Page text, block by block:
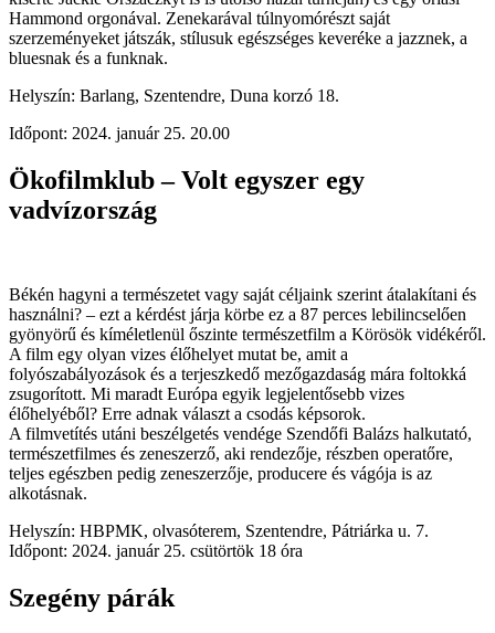
Hammond orgonával. Zenekarával túlnyomórészt saját
szerzeményeket játszák, stílusuk egészséges keveréke a jazznek, a
bluesnak és a funknak.
Helyszín: Barlang, Szentendre, Duna korzó 18.
Időpont: 2024. január 25. 20.00
Ökofilmklub – Volt egyszer egy
vadvízország
Békén hagyni a természetet vagy saját céljaink szerint átalakítani és
használni? – ezt a kérdést járja körbe ez a 87 perces lebilincselően
gyönyörű és kíméletlenül őszinte természetfilm a Körösök vidékéről.
A film egy olyan vizes élőhelyet mutat be, amit a
folyószabályozások és a terjeszkedő mezőgazdaság mára foltokká
zsugorított. Mi maradt Európa egyik legjelentősebb vizes
élőhelyéből? Erre adnak választ a csodás képsorok.
A filmvetítés utáni beszélgetés vendége Szendőfi Balázs halkutató,
természetfilmes és zeneszerző, aki rendezője, részben operatőre,
teljes egészben pedig zeneszerzője, producere és vágója is az
alkotásnak.
Helyszín: HBPMK, olvasóterem, Szentendre, Pátriárka u. 7.
Időpont: 2024. január 25. csütörtök 18 óra
Szegény párák